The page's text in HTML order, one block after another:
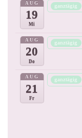
AUG
19
Mi
ganztägig
AUG
20
Do
ganztägig
AUG
21
Fr
ganztägig